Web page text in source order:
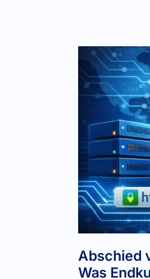
Abschied
Was